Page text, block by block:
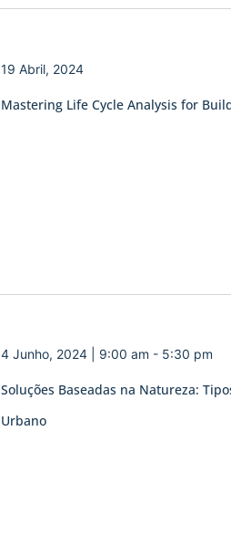
Mastering Life Cycle Analysis for
19 Abril, 2024
Soluções Baseadas na Natureza:
Urbano
4 Junho, 2024 | 9:00 am - 5:30 pm